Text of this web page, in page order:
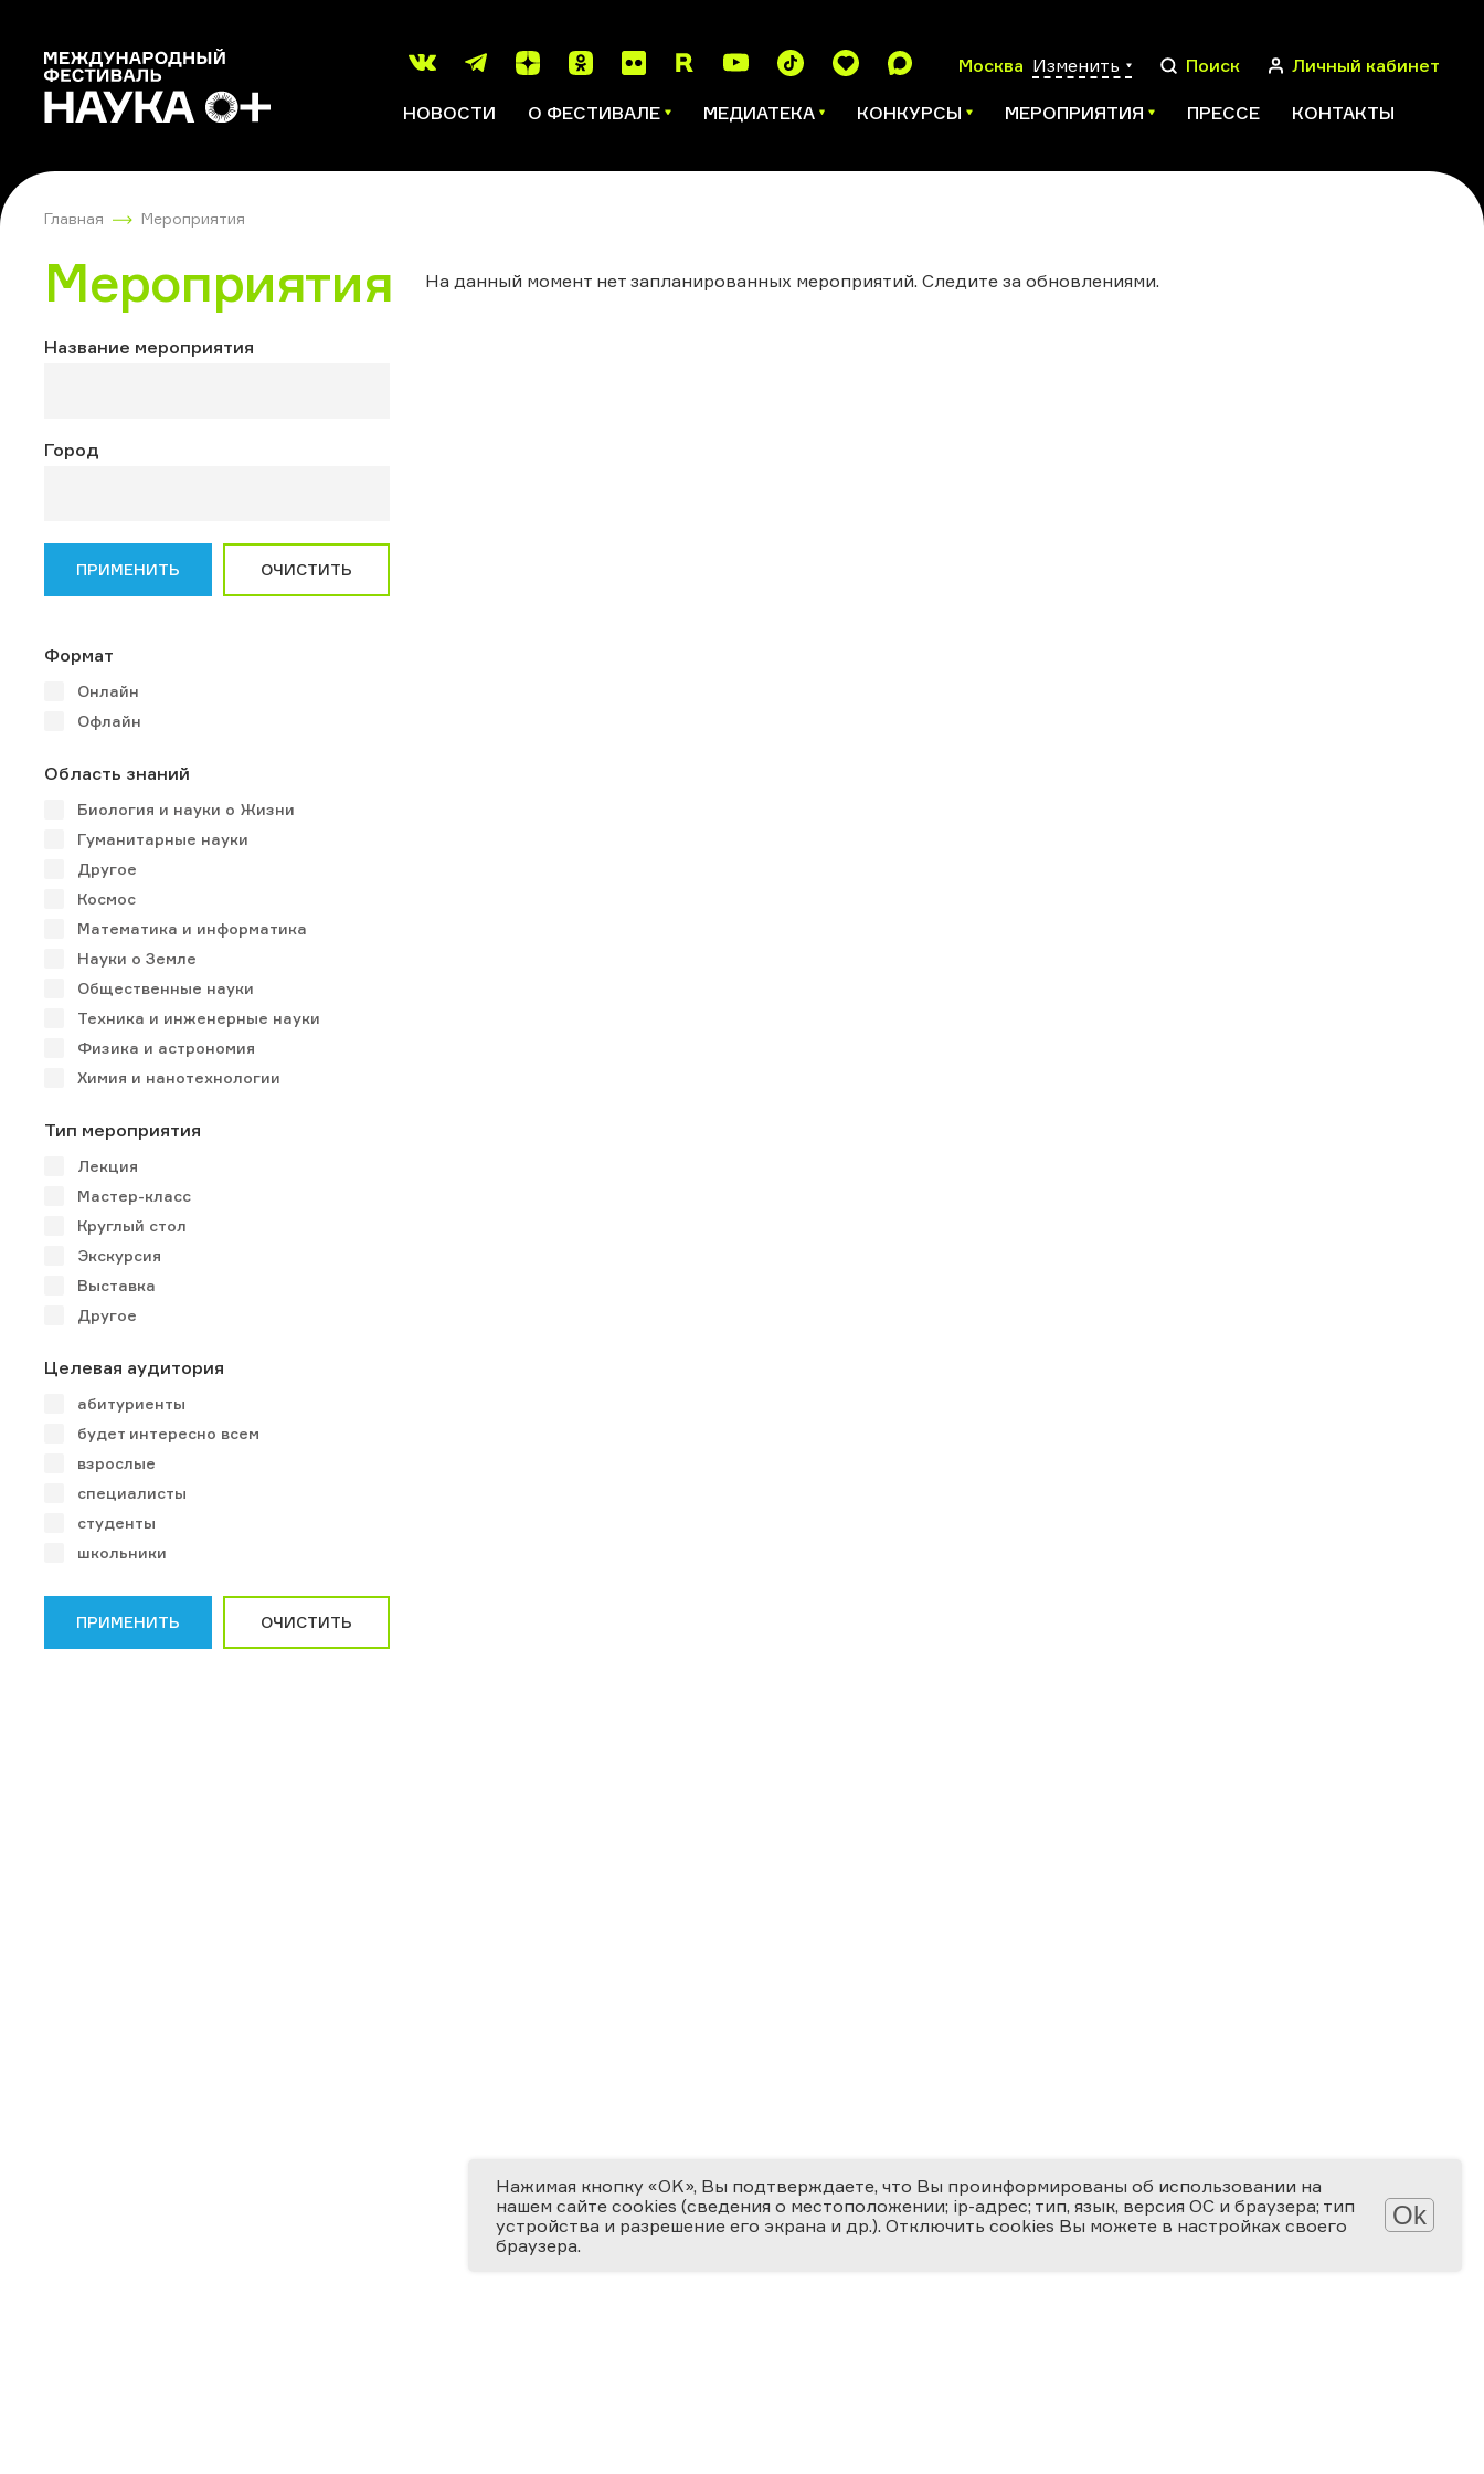
Москва Изменить Поиск Личный кабинет
НОВОСТИ О ФЕСТИВАЛЕ МЕДИАТЕКА КОНКУРСЫ МЕРОПРИЯТИЯ ПРЕССЕ КОНТАКТЫ
Главная Мероприятия
Мероприятия
Название мероприятия
Город
ПРИМЕНИТЬ ОЧИСТИТЬ
Формат
Онлайн
Офлайн
Область знаний
Биология и науки о Жизни
Гуманитарные науки
Другое
Космос
Математика и информатика
Науки о Земле
Общественные науки
Техника и инженерные науки
Физика и астрономия
Химия и нанотехнологии
Тип мероприятия
Лекция
Мастер-класс
Круглый стол
Экскурсия
Выставка
Другое
Целевая аудитория
абитуриенты
будет интересно всем
взрослые
специалисты
студенты
школьники
ПРИМЕНИТЬ ОЧИСТИТЬ
На данный момент нет запланированных мероприятий. Следите за обновлениями.
Нажимая кнопку «OK», Вы подтверждаете, что Вы проинформированы об использовании на
нашем сайте cookies (сведения о местоположении; ip-адрес; тип, язык, версия ОС и браузера; тип
устройства и разрешение его экрана и др.). Отключить cookies Вы можете в настройках своего
браузера.
Ok